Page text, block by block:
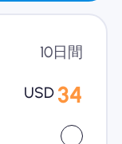
10日間
USD 34